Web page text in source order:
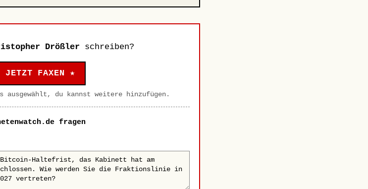
Drößler schreiben?
JETZT FAXEN ★
ausgewählt, du kannst weitere hinzufügen.
fragen